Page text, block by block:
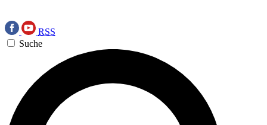
RSS
Suche